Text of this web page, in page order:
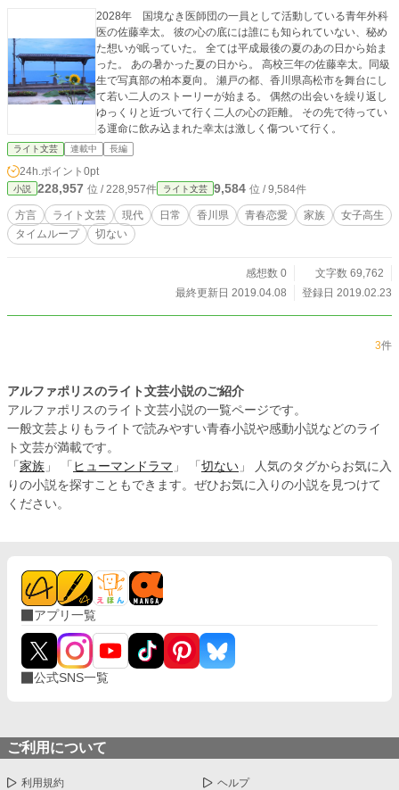
2028年 国境なき医師団の一員として活動している青年外科
医の佐藤幸太。 彼の心の底には誰にも知られていない、秘め
た想いが眠っていた。 全ては平成最後の夏のあの日から始ま
った。 あの暑かった夏の日から。 高校三年の佐藤幸太。同級
生で写真部の柏本夏向。 瀬戸の都、香川県高松市を舞台にし
て若い二人のストーリーが始まる。 偶然の出会いを繰り返し
ゆっくりと近づいて行く二人の心の距離。 その先で待ってい
る運命に飲み込まれた幸太は激しく傷ついて行く。
ライト文芸 連載中 長編
24h.ポイント 0pt
小説 228,957 位 / 228,957件 ライト文芸 9,584 位 / 9,584件
方言 ライト文芸 現代 日常 香川県 青春恋愛 家族
女子高生
タイムループ
切ない
感想数 0
文字数 69,762
最終更新日 2019.04.08
登録日 2019.02.23
3件
アルファポリスのライト文芸小説のご紹介
アルファポリスのライト文芸小説の一覧ページです。
一般文芸よりもライトで読みやすい青春小説や感動小説などのライ
ト文芸が満載です。
「 家族 」 「 ヒューマンドラマ 」 「 切ない 」 人気のタグからお気に入
りの小説を探すこともできます。ぜひお気に入りの小説を見つけて
ください。
アプリ一覧
公式SNS一覧
ご利用について
利用規約 ヘルプ